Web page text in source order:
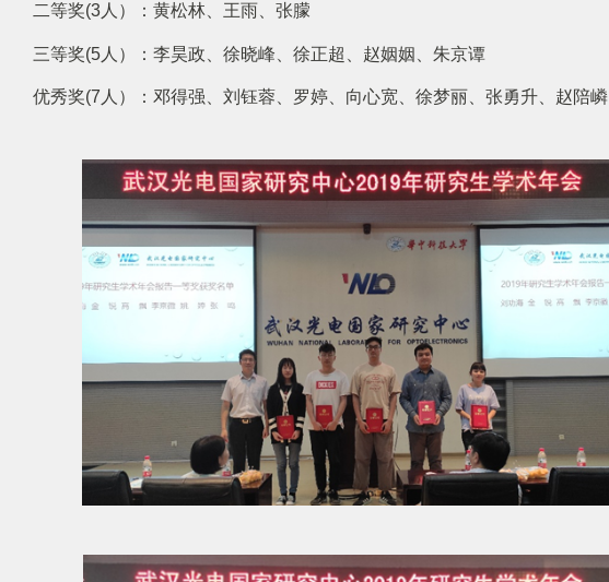
二等奖(3人）：黄松林、王雨、张朦
三等奖(5人）：李昊政、徐晓峰、徐正超、赵姻姻、朱京谭
优秀奖(7人）：邓得强、刘钰蓉、罗婷、向心宽、徐梦丽、张勇升、赵陪嶙